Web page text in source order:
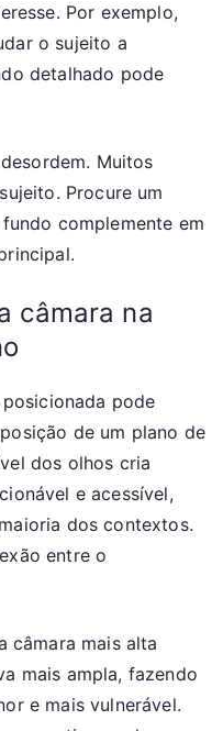
Por exemplo,
o sujeito a
detalhado pode
Muitos
Procure um
complemente em
câmara na
pode
de um plano de
dos olhos cria
e acessível,
dos contextos.
entre o
câmara mais alta
mais ampla, fazendo
e mais vulnerável.